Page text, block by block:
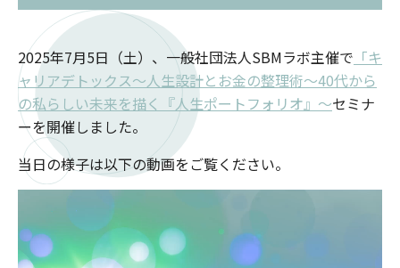
2025年7月5日（土）、一般社団法人SBMラボ主催で 「キ
ャリアデトックス～人生設計とお金の整理術〜40代から
の私らしい未来を描く『人生ポートフォリオ』〜セミナ
ーを開催しました。
当日の様子は以下の動画をご覧ください。